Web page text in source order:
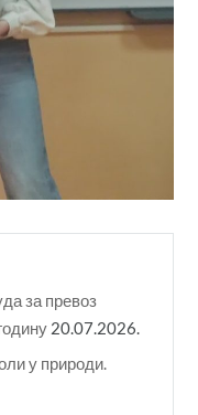
за превоз
20.07.2026.
у природи.